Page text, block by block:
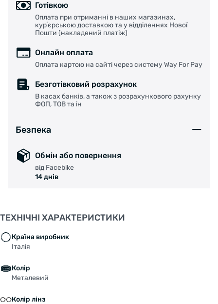
Готівкою
Оплата при отриманні в наших магазинах,
курʼєрською доставкою та у відділеннях Нової
Пошти (накладений платіж)
Онлайн оплата
Оплата картою на сайті через систему Way For Pay
Безготівковий розрахунок
В касах банків, а також з розрахункового рахунку
ФОП, ТОВ та ін
Безпека
Обмін або повернення
від Facebike
14 днів
ТЕХНІЧНІ ХАРАКТЕРИСТИКИ
Країна виробник
Італія
Колір
Металевий
Колір лінз